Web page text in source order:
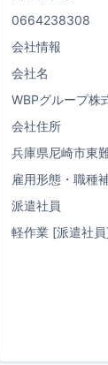
0664238308
会社情報
会社名
WBPグループ株
会社住所
兵庫県尼崎市東
雇用形態・職種
派遣社員
軽作業 [派遣社